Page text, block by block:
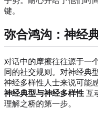
键。
弥合鸿沟：神经
对话中的摩擦往往源于一
同的社交规则。对神经典
神经多样性人士来说可能
神经典型与神经多样性 互
理解之桥的第一步。